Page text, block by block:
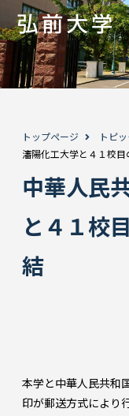
トップページ トピ
瀋陽化工大学と４１校
中華人民
と４１校
結
本学と中華人民共和
印が郵送方式により